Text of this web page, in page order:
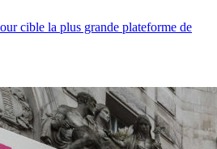
cible la plus grande plateforme de